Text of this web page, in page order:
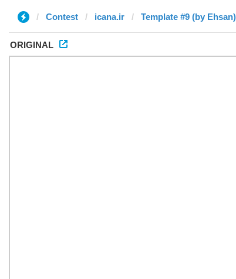
Contest icana.ir Template #9 (by Ehsan)
ORIGINAL